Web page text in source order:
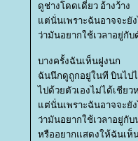
ดูช่างโดดเดี่ยว อ้างว้าง
ต่นั่นเพราะฉันอาจจะยั
ว่ามันอยากใช้เวลาอยู่กับ
บางครั้งฉันเห็นฝูงนก
ฉันนึกดูถูกอยู่ในที บินไป
ไปด้วยตัวเองไม่ได้เชียว
ต่นั่นเพราะฉันอาจจะยั
ว่ามันอยากใช้เวลาอยู่กั
หรืออยากแสดงให้ฉันเห็